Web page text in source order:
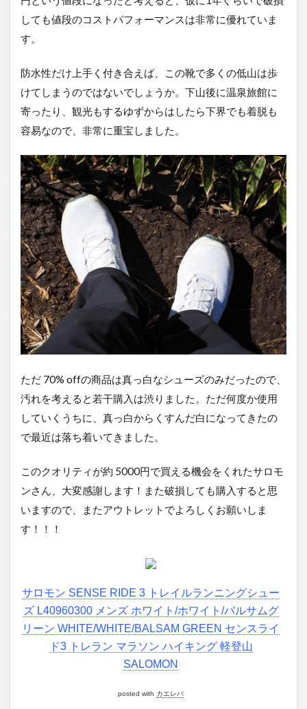
しても値段のコストパフォーマンスは非常に優れていま
す。
防水性だけ上手く付き合えば、この靴で多くの低山は歩
けてしまうのではないでしょうか。下山後に温泉旅館に
寄ったり、観光もするゆずからはしたら下界でも着脱も
容易なので、非常に重宝しました。
ただ 70% offの商品は真っ白なシューズのみだったので、
汚れを考えると若干購入は渋りました。ただ何度か使用
していくうちに、真っ白からくすんだ白になってきたの
で最近は落ち着いてきました。
このクオリティが約 5000円で買える機会をくれたサロモ
ンさん、大変感謝します！また破損しても購入すると思
いますので、またアウトレットでよろしくお願いしま
す！！！
サロモン SENSE RIDE 3 トレイルランニングシュー
ズ L40960300 メンズ ホワイト/ホワイト/バルサムグ
リーン WHITE/WHITE/BALSAM GREEN センスライ
ド3 トレラン マラソン ハイキング 軽登山
SALOMON
posted with カエレバ